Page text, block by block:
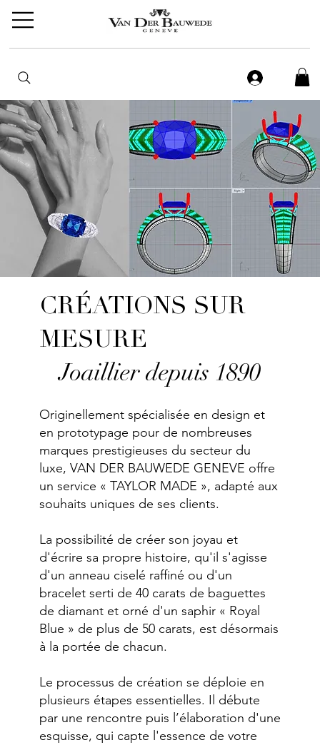
CRÉATIONS SUR
MESURE
Joaillier depuis 1890
Originellement spécialisée en design et
en prototypage pour de nombreuses
marques prestigieuses du secteur du
luxe, VAN DER BAUWEDE GENEVE offre
un service « TAYLOR MADE », adapté aux
souhaits uniques de ses clients.
La possibilité de créer son joyau et
d'écrire sa propre histoire, qu'il s'agisse
d'un anneau ciselé raffiné ou d'un
bracelet serti de 40 carats de baguettes
de diamant et orné d'un saphir « Royal
Blue » de plus de 50 carats, est désormais
à la portée de chacun.
Le processus de création se déploie en
plusieurs étapes essentielles. Il débute
par une rencontre puis l’élaboration d'une
esquisse, qui capte l'essence de votre